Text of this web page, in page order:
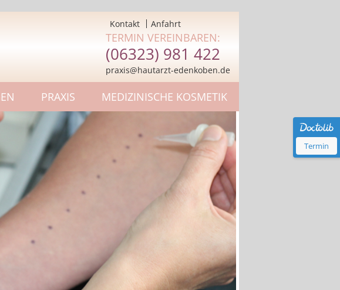
TERMIN VEREINBAREN:
(06323) 981 422
praxis@hautarzt-edenkoben.de
Kontakt Anfahrt
PRAXIS MEDIZINISCHE KOSMETIK
Termin